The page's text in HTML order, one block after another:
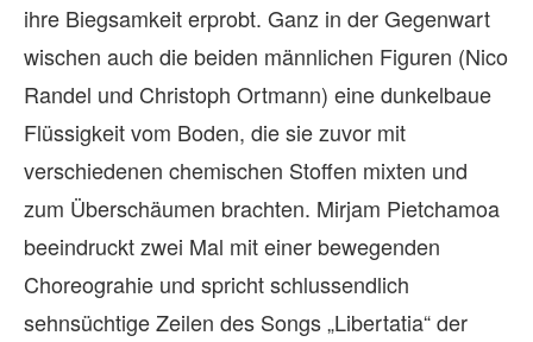
ihre Biegsamkeit erprobt. Ganz in der Gegenwart
wischen auch die beiden männlichen Figuren (Nico
Randel und Christoph Ortmann) eine dunkelbaue
Flüssigkeit vom Boden, die sie zuvor mit
verschiedenen chemischen Stoffen mixten und
zum Überschäumen brachten. Mirjam Pietchamoa
beeindruckt zwei Mal mit einer bewegenden
Choreograhie und spricht schlussendlich
sehnsüchtige Zeilen des Songs „Libertatia“ der